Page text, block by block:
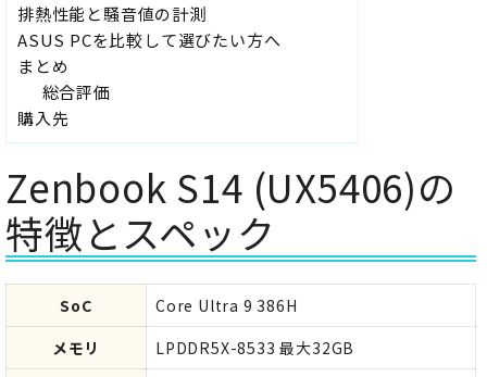
排熱性能と騒音値の計測
ASUS PCを比較して選びたい方へ
まとめ
総合評価
購入先
Zenbook S14 (UX5406)の
特徴とスペック
SoC
Core Ultra 9 386H
メモリ
LPDDR5X-8533 最大32GB